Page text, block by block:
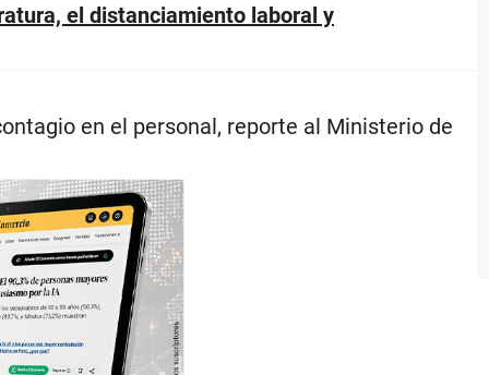
el distanciamiento laboral y
en el personal, reporte al Ministerio de